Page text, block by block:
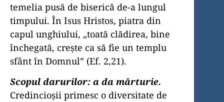
temelia pusă de biserică de-a lungul
timpului. În Isus Hristos, piatra din
capul un­ghiului, „toată clădirea, bine
închegată, creşte ca să fie un templu
sfânt în Domnul” (Ef. 2,21).
Scopul darurilor: a da mărturie.
Credincioşii primesc o diversitate de